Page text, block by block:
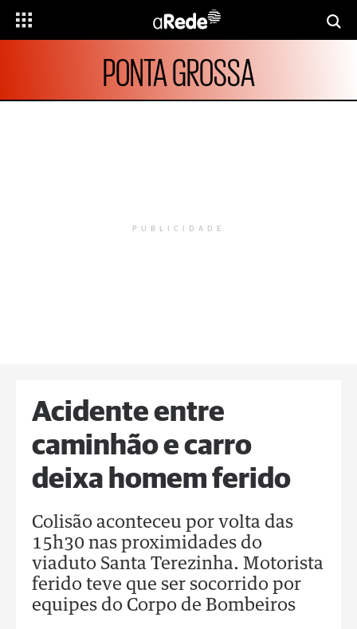
PONTA GROSSA
PUBLICIDADE
Acidente entre
caminhão e carro
deixa homem ferido
Colisão aconteceu por volta das
15h30 nas proximidades do
viaduto Santa Terezinha. Motorista
ferido teve que ser socorrido por
equipes do Corpo de Bombeiros